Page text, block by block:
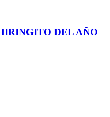
DEL AÑO